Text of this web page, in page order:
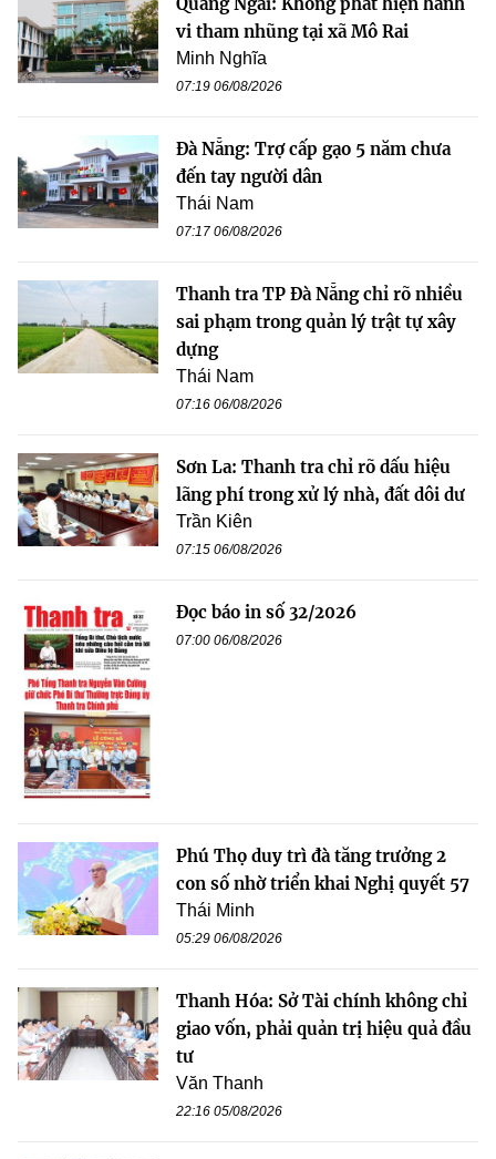
vi tham nhũng tại xã Mô Rai
Minh Nghĩa
07:19 06/08/2026
Đà Nẵng: Trợ cấp gạo 5 năm chưa
đến tay người dân
Thái Nam
07:17 06/08/2026
Thanh tra TP Đà Nẵng chỉ rõ nhiều
sai phạm trong quản lý trật tự xây
dựng
Thái Nam
07:16 06/08/2026
Sơn La: Thanh tra chỉ rõ dấu hiệu
lãng phí trong xử lý nhà, đất dôi dư
Trần Kiên
07:15 06/08/2026
Đọc báo in số 32/2026
07:00 06/08/2026
Phú Thọ duy trì đà tăng trưởng 2
con số nhờ triển khai Nghị quyết 57
Thái Minh
05:29 06/08/2026
Thanh Hóa: Sở Tài chính không chỉ
giao vốn, phải quản trị hiệu quả đầu
tư
Văn Thanh
22:16 05/08/2026